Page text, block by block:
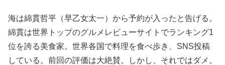
海は綿貫哲平（早乙女太一）から予約が入ったと告げる。
綿貫は世界トップのグルメレビューサイトでランキング1
位を誇る美食家。世界各国で料理を食べ歩き、SNS投稿
している。前回の評価は大絶賛。しかし、それではダメ。